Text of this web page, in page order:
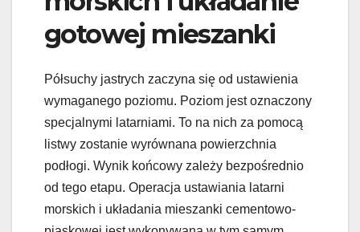
gotowej mieszanki
Półsuchy jastrych zaczyna się od ustawienia
wymaganego poziomu. Poziom jest oznaczony
specjalnymi latarniami. To na nich za pomocą
listwy zostanie wyrównana powierzchnia
podłogi. Wynik końcowy zależy bezpośrednio
od tego etapu. Operacja ustawiania latarni
morskich i układania mieszanki cementowo-